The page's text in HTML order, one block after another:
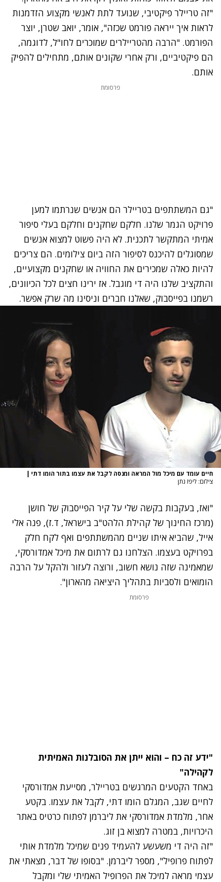
"זה טריילר פיקטיבי, שנועד לתת לאנשי מקצוע הזדמנות
לראות איך ייראה פורמט שכזה", אומר, יואב שטרן, יוצר
הפורמט. "הרבה מהטריילרים שמוכרים לחו"ל, לדוגמה,
הם פיקטיביים, ורק אחרי שקונים אותם, מתחילים להפיק
אותם.
פרסומת
"גם המשתתפים בטריילר הם אנשים שנרתמו למען
פרויקט הגמר שלנו. חלקם שחקנים וחלקם בעלי סיפור
אמיתי המתקשר לתכנית. לא היה פשוט למצוא אנשים
שמסוגלים להיכנס לסיפור הזה ביום צילומים. הם צריכים
להיות כאלה שמכירים את החוויה או שחקנים מקצועיים,
והתקציב שלנו היה די מוגבל. אז ירינו חצים לכל הכיוונים,
רשמנו בפייסבוק, שאלנו חברים וניסינו מה שרק אפשר.
חיים עומד עם מיכל מול המראה ומנסה לקבל את עצמו בתור הומו דתי |
צילום: ליפז נתן
"ואז, בעקבות בקשה שלי על קיר הפייסבוק של חושן
(מרכז החינוך של קהילת הלהט"ב בישראל, ד.ז), פנה אלי
אייל, שהביא איתו שניים מהמשתתפים ואף לקח חלק
בפרויקט בעצמו. הצלחנו גם לרתום את מיכל אמדורסקי,
שמאמינה שזה נושא חשוב, ורוצה לעזור ולהקל על הרבה
הומואים ולסביות בתהליך היציאה מהארון".
פרסומת
"ידע זה כח – והוא ייתן את הסובלנות האמיתית
לקהילה"
באחד הקטעים המרגשים בטריילר, מסייעת אמדורסקי
לחיים שגב, המגלם הומו דתי, לקבל את עצמו. בקטע
אחר, מלמדת אמדורסקי את ליברמן לפתוח כרטיס באתר
היכרויות, במטרה למצוא בן זוג.
"זה היה די משעשע להעמיד פנים שמיכל מלמדת אותי
לפתוח פרופיל", מספר ליברמן. "בסופו של דבר, מצאתי את
עצמי מראה למיכל את הפרופיל האמיתי שלי ומקבל